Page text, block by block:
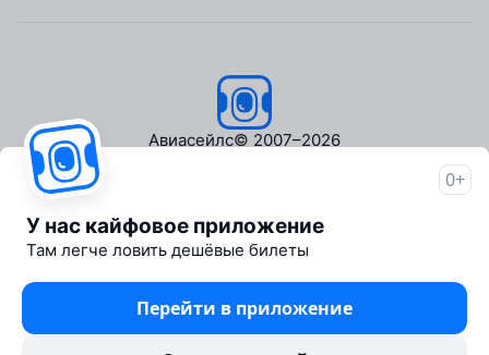
Авиасейлс© 2007–2026
Пресс‑центр
Travelpayouts
Партнёрская программа
Медиа Yo'lovchi
Трэвел‑медиа Aviasales.uz
0+
У нас кайфовое приложение
Там легче ловить дешёвые билеты
Перейти в приложение